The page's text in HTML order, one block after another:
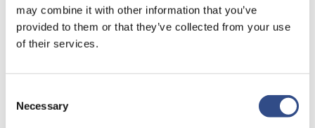
may combine it with other information that you’ve
provided to them or that they’ve collected from your use
of their services.
Selection
Necessary
Recente berichten
Trainingsvlucht 4 augustus
Nieuwe AI-primeur voor Maastricht Aachen Airport:
intelligent exoskelet ondersteunt vrachtafhandeling